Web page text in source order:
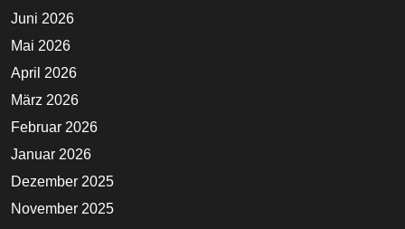
Juni 2026
Mai 2026
April 2026
März 2026
Februar 2026
Januar 2026
Dezember 2025
November 2025